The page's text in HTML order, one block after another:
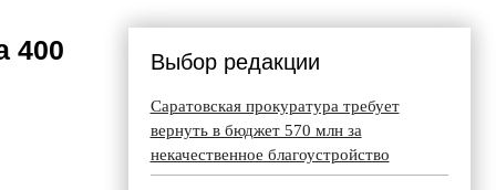
400 Выбор редакции
Саратовская прокуратура требует
вернуть в бюджет 570 млн за
некачественное благоустройство